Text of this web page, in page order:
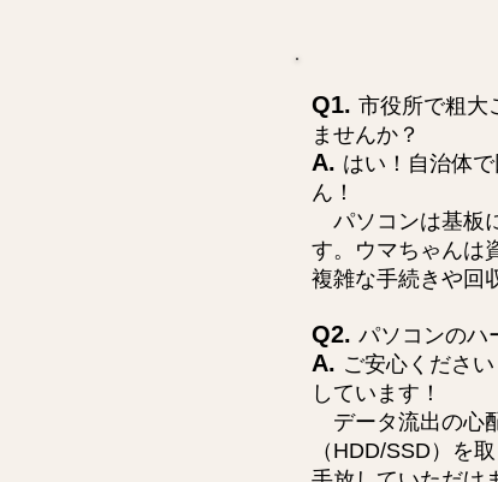
Q1. 市役所で粗大
ませんか？
A. はい！自治体
ん！
パソコンは基板
す。ウマちゃんは
複雑な手続きや回
Q2. パソコンのハ
A. ご安心くださ
しています！
データ流出の心
（HDD/SSD）を